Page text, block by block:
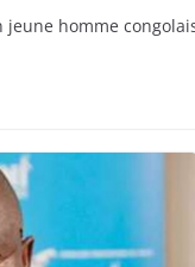
homme